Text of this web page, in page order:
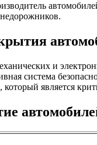
и
система
который является